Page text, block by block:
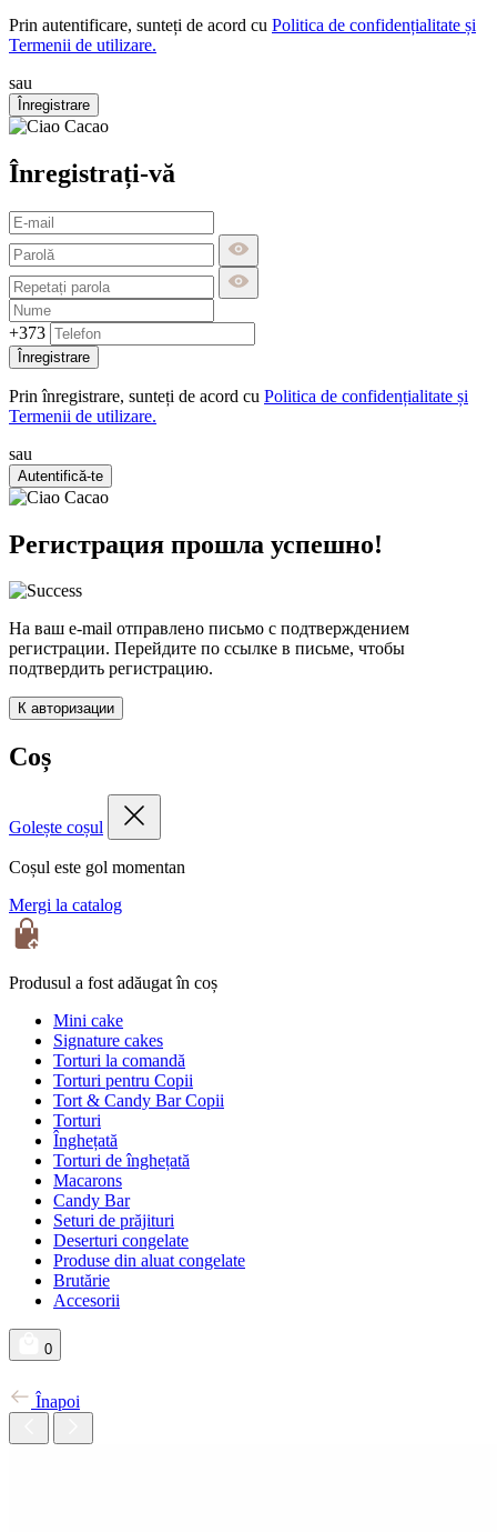
Prin autentificare, sunteți de acord cu Politica de confidențialitate și
Termenii de utilizare.
sau
Înregistrare
Înregistrați-vă
+373
Înregistrare
Prin înregistrare, sunteți de acord cu Politica de confidențialitate și
Termenii de utilizare.
sau
Autentifică-te
Регистрация прошла успешно!
На ваш e-mail отправлено письмо с подтверждением
регистрации. Перейдите по ссылке в письме, чтобы
подтвердить регистрацию.
К авторизации
Coș
Golește coșul
Coșul este gol momentan
Mergi la catalog
Produsul a fost adăugat în coș
Mini cake
Signature cakes
Torturi la comandă
Torturi pentru Copii
Tort & Candy Bar Copii
Torturi
Înghețată
Torturi de înghețată
Macarons
Candy Bar
Seturi de prăjituri
Deserturi congelate
Produse din aluat congelate
Brutărie
Accesorii
0
Înapoi